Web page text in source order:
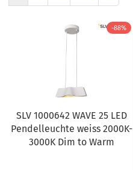
-88%
SLV 1000642 WAVE 25 LED
Pendelleuchte weiss 2000K-
3000K Dim to Warm